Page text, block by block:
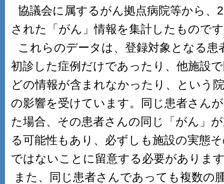
協議会に属するがん拠点病院等から、
された「がん」情報を集計したもので
これらのデータは、登録対象となる患
初診した症例だけであったり、他施設
どの情報が含まれなかったり、という
の影響を受けています。同じ患者さん
た場合、その患者さんの同じ「がん」
る可能性もあり、必ずしも施設の実態
ではないことに留意する必要がありま
また、同じ患者さんであっても複数の